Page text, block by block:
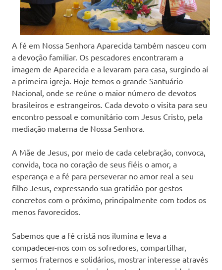
A fé em Nossa Senhora Aparecida também nasceu com
a devoção familiar. Os pescadores encontraram a
imagem de Aparecida e a levaram para casa, surgindo aí
a primeira igreja. Hoje temos o grande Santuário
Nacional, onde se reúne o maior número de devotos
brasileiros e estrangeiros. Cada devoto o visita para seu
encontro pessoal e comunitário com Jesus Cristo, pela
mediação materna de Nossa Senhora.
A Mãe de Jesus, por meio de cada celebração, convoca,
convida, toca no coração de seus fiéis o amor, a
esperança e a fé para perseverar no amor real a seu
filho Jesus, expressando sua gratidão por gestos
concretos com o próximo, principalmente com todos os
menos favorecidos.
Sabemos que a fé cristã nos ilumina e leva a
compadecer-nos com os sofredores, compartilhar,
sermos fraternos e solidários, mostrar interesse através